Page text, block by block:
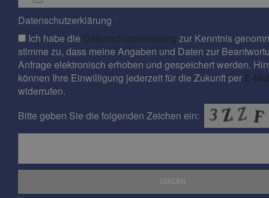
Datenschutzerklärung
Ich habe die Datenschutzerklärung zur Kenntnis
stimme zu, dass meine Angaben und Daten zur
Anfrage elektronisch erhoben und gespeichert werden.
können Ihre Einwilligung jederzeit für die Zukunft per E-
widerrufen.
Bitte geben Sie die folgenden Zeichen ein: